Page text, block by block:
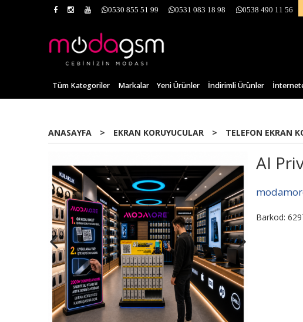
0530 855 51 99 0531 083 18 98 0538 490 11 56
Tüm Kategoriler Markalar Yeni Ürünler İndirimli Ürünler
ANASAYFA > EKRAN KORUYUCULAR > TELEFON EKRAN
AI
Barkod: